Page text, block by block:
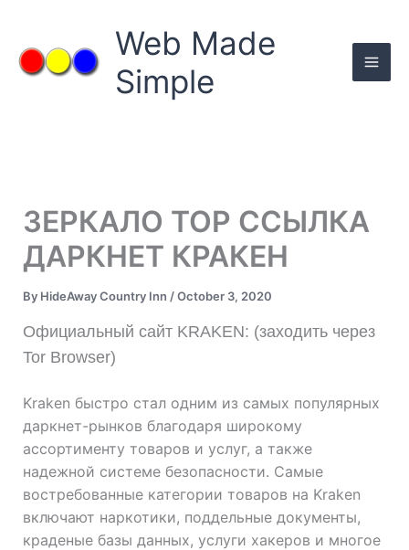
content
Web Made
Simple
ЗЕРКАЛО ТОР ССЫЛКА
ДАРКНЕТ КРАКЕН
By HideAway Country Inn /October 3, 2020
Официальный сайт KRAKEN: (заходить через
Tor Browser)
Kraken быстро стал одним из самых популярных
даркнет-рынков благодаря широкому
ассортименту товаров и услуг, а также
надежной системе безопасности. Самые
востребованные категории товаров на Kraken
включают наркотики, поддельные документы,
краденые базы данных, услуги хакеров и многое